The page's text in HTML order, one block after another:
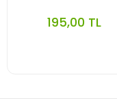
195,00 TL